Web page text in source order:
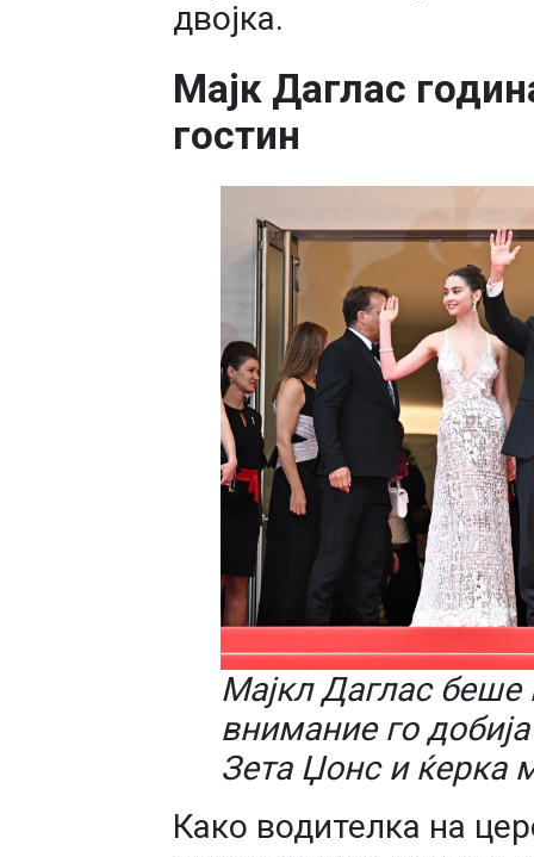
двојка.
Мајк Даглас
гостин
Мајкл Даглас беше
внимание го
Зета Џонс и ќерка
Како водителка на